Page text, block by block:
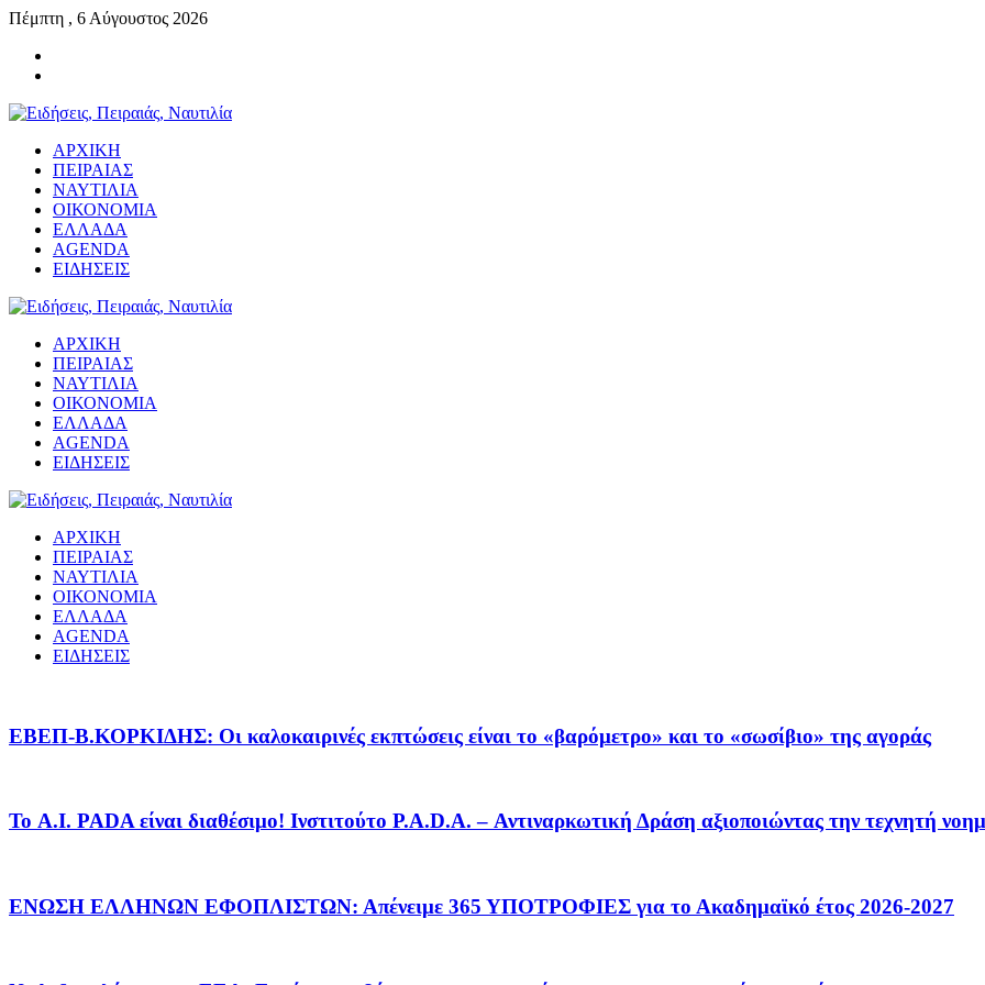
Πέμπτη , 6 Αύγουστος 2026
ΑΡΧΙΚΗ
ΠΕΙΡΑΙΑΣ
ΝΑΥΤΙΛΙΑ
ΟΙΚΟΝΟΜΙΑ
ΕΛΛΑΔΑ
AGENDA
ΕΙΔΗΣΕΙΣ
ΑΡΧΙΚΗ
ΠΕΙΡΑΙΑΣ
ΝΑΥΤΙΛΙΑ
ΟΙΚΟΝΟΜΙΑ
ΕΛΛΑΔΑ
AGENDA
ΕΙΔΗΣΕΙΣ
ΑΡΧΙΚΗ
ΠΕΙΡΑΙΑΣ
ΝΑΥΤΙΛΙΑ
ΟΙΚΟΝΟΜΙΑ
ΕΛΛΑΔΑ
AGENDA
ΕΙΔΗΣΕΙΣ
EΒΕΠ-Β.ΚΟΡΚΙΔΗΣ: Οι καλοκαιρινές εκπτώσεις είναι το «βαρόμετρο» και το «σωσίβιο» της αγοράς
Το A.I. PADA είναι διαθέσιμο! Ινστιτούτο P.A.D.A. – Αντιναρκωτική Δράση αξιοποιώντας την τεχνητή
ΕΝΩΣΗ ΕΛΛΗΝΩΝ ΕΦΟΠΛΙΣΤΩΝ: Απένειμε 365 ΥΠΟΤΡΟΦΙΕΣ για το Ακαδημαϊκό έτος 2026-2027